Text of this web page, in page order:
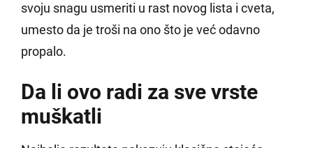
svoju snagu usmeriti u rast novog lista i cveta,
umesto da je troši na ono što je već odavno
propalo.
Da li ovo radi za sve vrste
muškatli